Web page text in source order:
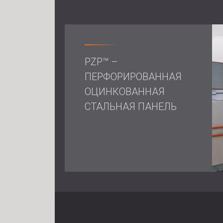
PZP™ –
ПЕРФОРИРОВАННАЯ
ОЦИНКОВАННАЯ
СТАЛЬНАЯ ПАНЕЛЬ